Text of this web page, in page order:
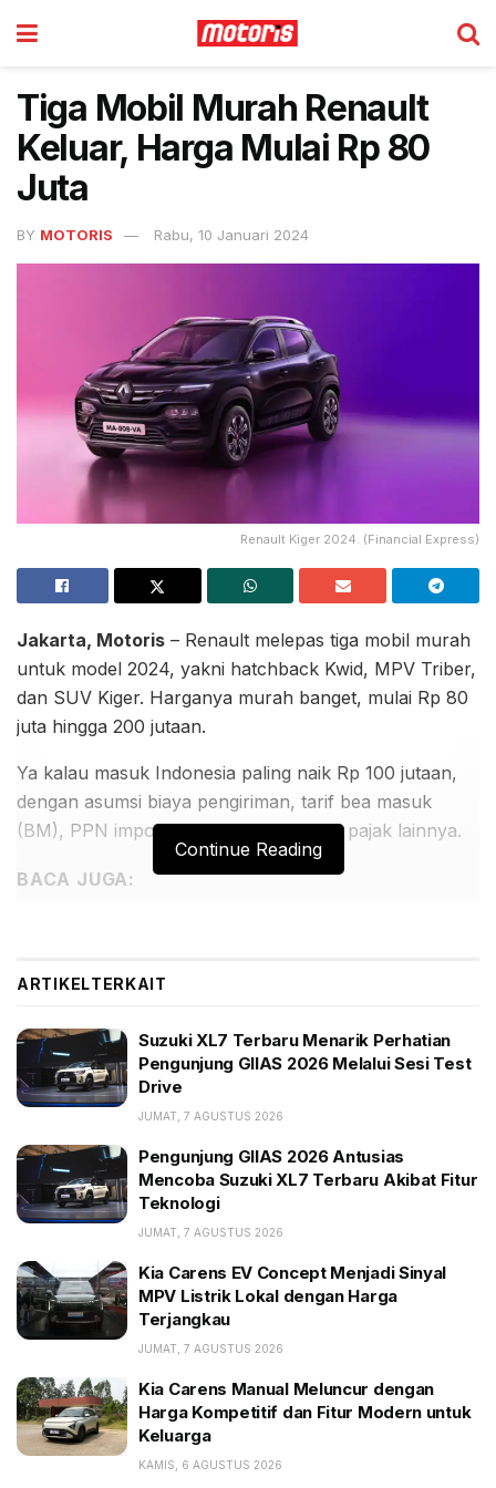
Tiga Mobil Murah Renault
Keluar, Harga Mulai Rp 80
Juta
BY MOTORIS Rabu, 10 Januari 2024
Renault Kiger 2024. (Financial Express)
Jakarta, Motoris – Renault melepas tiga mobil murah
untuk model 2024, yakni hatchback Kwid, MPV Triber,
dan SUV Kiger. Harganya murah banget, mulai Rp 80
juta hingga 200 jutaan.
Ya kalau masuk Indonesia paling naik Rp 100 jutaan,
dengan asumsi biaya pengiriman, tarif bea masuk
(BM), PPN impor, hingga tetek bengek pajak lainnya.
BACA JUGA:
Pengunjung GIIAS 2026 Antusias Mencoba Suzuki
Kia Carens EV Concept Menjadi Sinyal MPV Listrik
Lokal dengan Harga Terjangkau
Dilansir Finacial Express, Selasa (9/1/2024), Kwid 2024
dibanderol 469-612 ribu rupee alias Rp 87-113 juta,
lebih murah dari LCGC mana pun di sini.
Renault Kwid 2024. (Financial Express)
Kwid 2024 yang bermain di segmen A kini hadir
Continue Reading
ARTIKELTERKAIT
Suzuki XL7 Terbaru Menarik Perhatian
Pengunjung GIIAS 2026 Melalui Sesi Test
Drive
JUMAT, 7 AGUSTUS 2026
Pengunjung GIIAS 2026 Antusias
Mencoba Suzuki XL7 Terbaru Akibat Fitur
Teknologi
JUMAT, 7 AGUSTUS 2026
Kia Carens EV Concept Menjadi Sinyal
MPV Listrik Lokal dengan Harga
Terjangkau
JUMAT, 7 AGUSTUS 2026
Kia Carens Manual Meluncur dengan
Harga Kompetitif dan Fitur Modern untuk
Keluarga
KAMIS, 6 AGUSTUS 2026